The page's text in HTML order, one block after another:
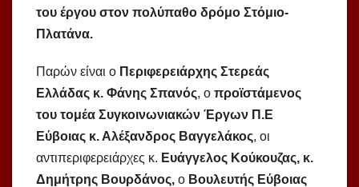
του έργου στον πολύπαθο δρόμο Στόμιο-
Πλατάνα.
Παρών είναι ο Περιφερειάρχης Στερεάς
Ελλάδας κ. Φάνης Σπανός, ο προϊστάμενος
του τομέα Συγκοινωνιακών Έργων Π.Ε
Εύβοιας κ. Αλέξανδρος Βαγγελάκος, οι
αντιπεριφερειάρχες κ. Ευάγγελος Κούκουζας, κ.
Δημήτρης Βουρδάνος, ο Βουλευτής Εύβοιας